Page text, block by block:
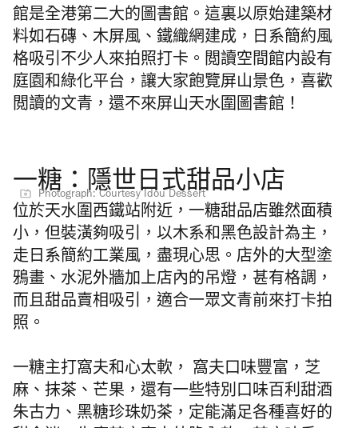
館是全港第二大的圖書館。這裏以原始建築材
料如石磚、木屏風、鐵織網建成，日系簡約風
格吸引不少人來拍照打卡。閲讀空間館内設有
庭園和綠化平台，讓大家飽覽屏山景色，喜歡
閲讀的文青，還不來屏山天水圍圖書館！
一糖：隱世日式甜品小店
Photograph: Courtesy Idou Dessert
位於天水圍西鐵站附近，一糖甜品店雖然面積
小，但裝潢夠吸引，以木系和黑色設計為主，
走日系簡約工業風，盡現心思。店外的大型塗
鴉畫、水泥外牆加上店內的吊燈，甚有格調，
而且甜品賣相吸引，適合一眾文青前來打卡拍
照。
一糖主打窩夫和心太軟， 窩夫口味豐富，芝
麻、抹茶、芒果，還有一些特別口味百利甜酒
朱古力、黑糖珍珠奶茶，定能滿足各種喜好的